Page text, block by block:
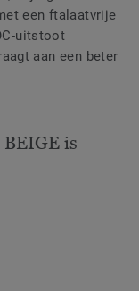
een ftalaatvrije
uitstoot
aan een beter
BEIGE is